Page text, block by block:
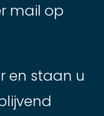
mail op
en staan u